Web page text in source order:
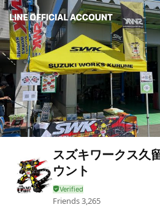
スズキワークス久
ウント
Friends3,265